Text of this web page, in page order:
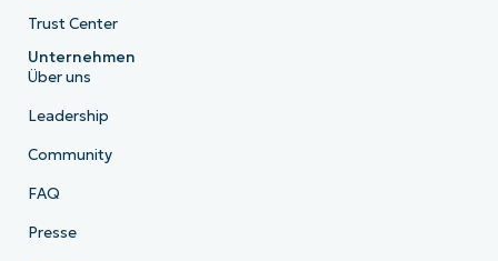
Trust Center
Unternehmen
Über uns
Leadership
Community
FAQ
Presse